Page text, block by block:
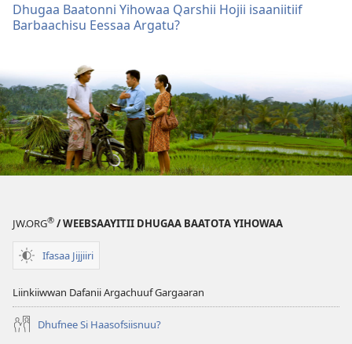
Dhugaa Baatonni Yihowaa Qarshii Hojii isaaniitiif
Barbaachisu Eessaa Argatu?
JW.ORG® / WEEBSAAYITII DHUGAA BAATOTA YIHOWAA
Ifasaa Jijjiiri
Liinkiiwwan Dafanii Argachuuf Gargaaran
Dhufnee Si Haasofsiisnuu?